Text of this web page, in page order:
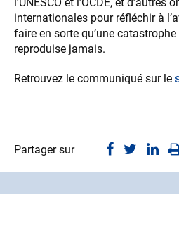
internationales pour réfléchir à
faire en sorte qu’une
reproduise jamais.
Retrouvez le communiqué sur le
Partager sur